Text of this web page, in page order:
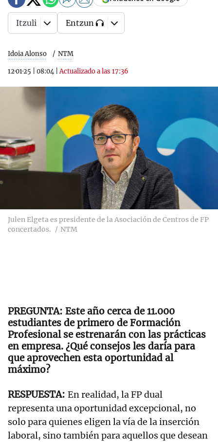
Idoia Alonso NTM
12·01·25 08:04 |Actualizado a las 17:36
Itzuli Entzun
Julen Elgeta es presidente de la Asociación de Centros de FP
concertados.
NTM
Este año cerca de 11.000
estudiantes de primero de Formación
Profesional se estrenarán con las prácticas
en empresa. ¿Qué consejos les daría para
que aprovechen esta oportunidad al
máximo?
En realidad, la FP dual
representa una oportunidad excepcional, no
solo para quienes eligen la vía de la inserción
laboral, sino también para aquellos que desean